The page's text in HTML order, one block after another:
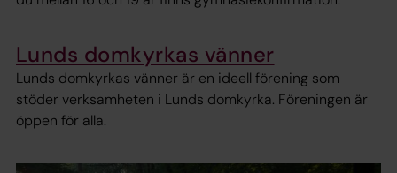
Lunds domkyrkas vänner
Lunds domkyrkas vänner är en ideell förening som
stöder verksamheten i Lunds domkyrka. Föreningen är
öppen för alla.